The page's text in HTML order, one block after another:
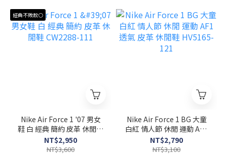
經典不敗款⚪
Nike Air Force 1 '07 男女
鞋 白 經典 簡約 皮革 休閒鞋
CW2288-111
NT$2,950
NT$3,600
Nike Air Force 1 BG 大童
白紅 情人節 休閒 運動 AF1
透氣 皮革 休閒鞋 HV5165-
121
NT$2,790
NT$3,100